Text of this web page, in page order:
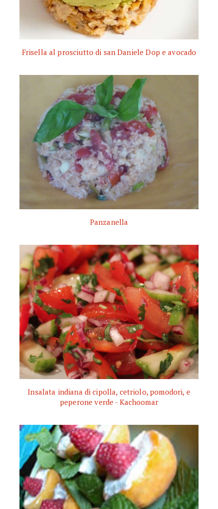
Frisella al prosciutto di san Daniele Dop e avocado
Panzanella
Insalata indiana di cipolla, cetriolo, pomodori, e
peperone verde - Kachoomar